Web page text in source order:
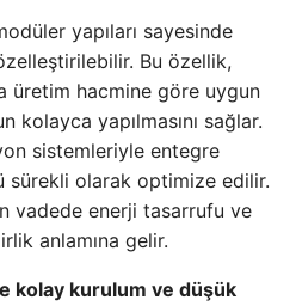
yapıları sayesinde
Bu özellik,
üretim hacmine göre uygun
kolayca yapılmasını sağlar.
sistemleriyle entegre
sürekli olarak optimize edilir.
vadede enerji tasarrufu ve
anlamına gelir.
kolay kurulum ve düşük